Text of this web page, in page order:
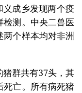
成乡发现两个疫
检测。中央二兽医
两个样本均对非洲
群共有37头，其
死亡。所有病死猪